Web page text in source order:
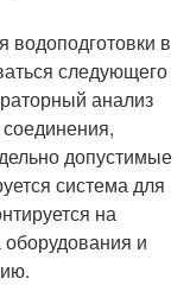
водоподготовки в
следующего
анализ
допустимые
система для
на
оборудования и